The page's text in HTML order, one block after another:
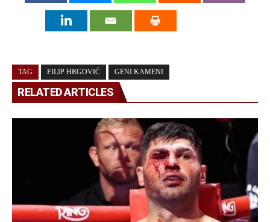
TAG FILIP HRGOVIĆ GENI KAMENI
RELATED ARTICLES